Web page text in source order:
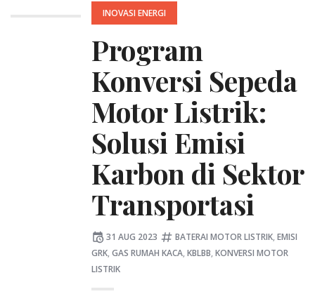
POSTED
IN:
INOVASI ENERGI
Program
Konversi Sepeda
Motor Listrik:
Solusi Emisi
Karbon di Sektor
Transportasi
Posted
31 AUG 2023 Tagged:
BATERAI MOTOR LISTRIK, EMISI
GRK, GAS RUMAH KACA, KBLBB, KONVERSI MOTOR
LISTRIK